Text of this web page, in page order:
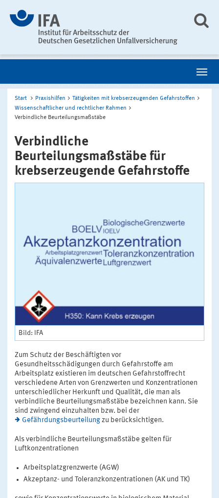
Start Praxishilfen
Tätigkeiten mit krebserzeugenden Gefahrstoffen
Wissenschaftlicher und rechtlicher Rahmen
Verbindliche Beurteilungsmaßstäbe
Verbindliche
Beurteilungsmaßstäbe für
krebserzeugende Gefahrstoffe
Bild: IFA
Zum Schutz der Beschäftigten vor
Gesundheitsschädigungen durch Gefahrstoffe am
Arbeitsplatz existieren im deutschen Gefahrstoffrecht
verschiedene Arten von Grenzwerten und Konzentrationen
unterschiedlicher Herkunft und Qualität, die man als
verbindliche Beurteilungsmaßstäbe bezeichnen kann. Sie
sind zwingend einzuhalten bzw. bei der
Gefährdungsbeurteilung zu berücksichtigen.
Als verbindliche Beurteilungsmaßstäbe gelten für
Luftkonzentrationen
Arbeitsplatzgrenzwerte (AGW)
Akzeptanz- und Toleranzkonzentrationen (AK und TK)